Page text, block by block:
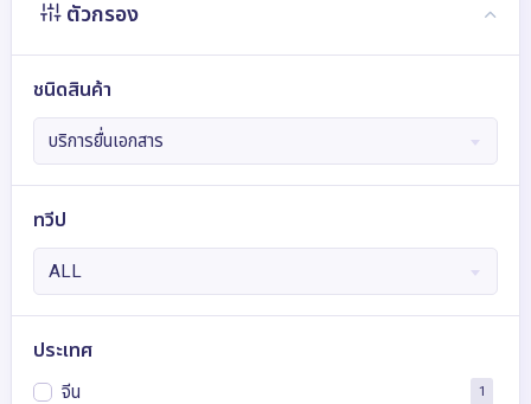
ตัวกรอง
ชนิดสินค้า
บริการยื่นเอกสาร
ทวีป
ALL
ประเทศ
จีน 1